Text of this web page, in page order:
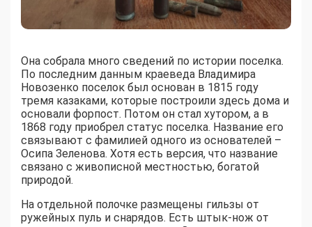
Она собрала много сведений по истории поселка.
По последним данным краеведа Владимира
Новозенко поселок был основан в 1815 году
тремя казаками, которые построили здесь дома и
основали форпост. Потом он стал хутором, а в
1868 году приобрел статус поселка. Название его
связывают с фамилией одного из основателей –
Осипа Зеленова. Хотя есть версия, что название
связано с живописной местностью, богатой
природой.
На отдельной полочке размещены гильзы от
ружейных пуль и снарядов. Есть штык-нож от